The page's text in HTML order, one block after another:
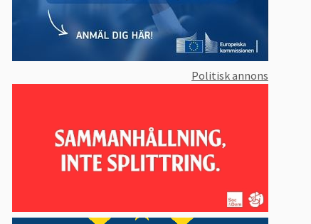
Politisk annons